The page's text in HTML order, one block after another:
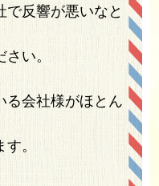
で反響が悪いなと
い。
る会社様がほとん
。